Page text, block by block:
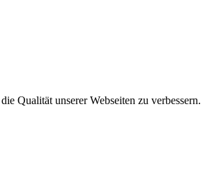
Qualität unserer Webseiten zu verbessern.